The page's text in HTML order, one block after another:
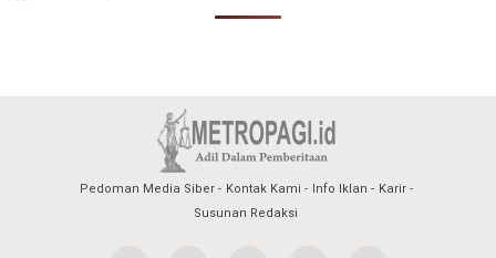
Pedoman Media Siber Kontak Kami Info Iklan
Karir
Susunan Redaksi